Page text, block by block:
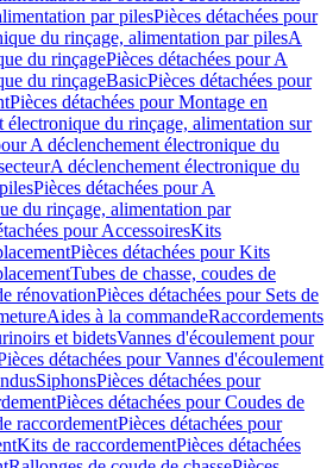
par pilesPièces détachées pour
du rinçage, alimentation par pilesA
du rinçagePièces détachées pour A
du rinçageBasicPièces détachées pour
Pièces détachées pour Montage en
électronique du rinçage, alimentation sur
A déclenchement électronique du
A déclenchement électronique du
Pièces détachées pour A
du rinçage, alimentation par
pour AccessoiresKits
Pièces détachées pour Kits
Tubes de chasse, coudes de
rénovationPièces détachées pour Sets de
Aides à la commandeRaccordements
et bidetsVannes d'écoulement pour
détachées pour Vannes d'écoulement
SiphonsPièces détachées pour
Pièces détachées pour Coudes de
raccordementPièces détachées pour
Kits de raccordementPièces détachées